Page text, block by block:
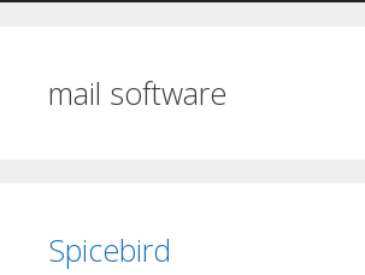
mail software
Spicebird